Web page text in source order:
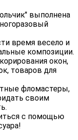
выполнена
время весело и
композиции.
окон,
товаров для
фломастеры,
своим
с помощью